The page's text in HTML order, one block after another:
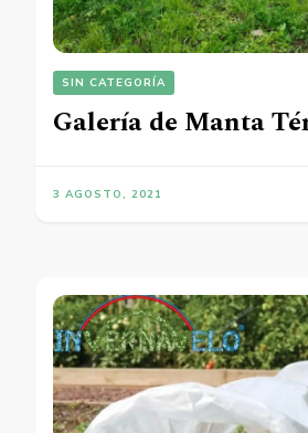
SIN CATEGORÍA
Galería de Manta
3 AGOSTO, 2021